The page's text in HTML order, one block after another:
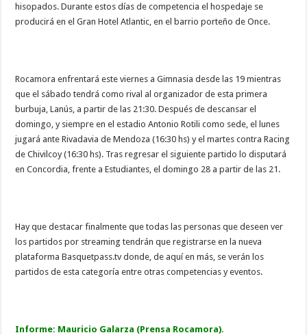
hisopados. Durante estos días de competencia el hospedaje se
producirá en el Gran Hotel Atlantic, en el barrio porteño de Once.
Rocamora enfrentará este viernes a Gimnasia desde las 19 mientras
que el sábado tendrá como rival al organizador de esta primera
burbuja, Lanús, a partir de las 21:30. Después de descansar el
domingo, y siempre en el estadio Antonio Rotili como sede, el lunes
jugará ante Rivadavia de Mendoza (16:30 hs) y el martes contra Racing
de Chivilcoy (16:30 hs). Tras regresar el siguiente partido lo disputará
en Concordia, frente a Estudiantes, el domingo 28 a partir de las 21.
Hay que destacar finalmente que todas las personas que deseen ver
los partidos por streaming tendrán que registrarse en la nueva
plataforma Basquetpass.tv donde, de aquí en más, se verán los
partidos de esta categoría entre otras competencias y eventos.
Informe: Mauricio Galarza (Prensa Rocamora).